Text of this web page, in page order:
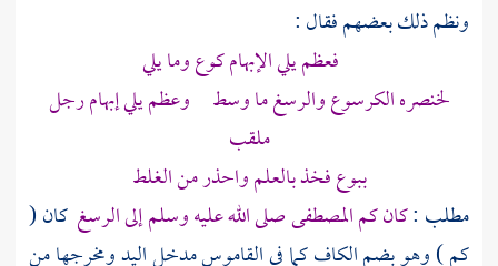
ونظم ذلك بعضهم فقال :
فعظم يلي الإبهام كوع وما يلي
لخنصره الكرسوع والرسغ ما وسط وعظم يلي إبهام رجل
ملقب
ببوع فخذ بالعلم واحذر من الغلط
مطلب :كان كمالمصطفىصلى الله عليه وسلم إلى الرسغ كان (
كم ) وهو بضم الكاف كما في القاموس مدخل اليد ومخرجها من